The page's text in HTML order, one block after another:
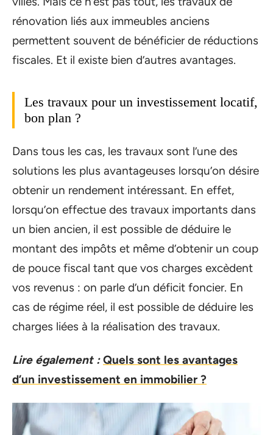
rénovation liés aux immeubles anciens
permettent souvent de bénéficier de réductions
fiscales. Et il existe bien d’autres avantages.
Les travaux pour un investissement locatif,
bon plan ?
Dans tous les cas, les travaux sont l’une des
solutions les plus avantageuses lorsqu’on désire
obtenir un rendement intéressant. En effet,
lorsqu’on effectue des travaux importants dans
un bien ancien, il est possible de déduire le
montant des impôts et même d’obtenir un coup
de pouce fiscal tant que vos charges excèdent
vos revenus : on parle d’un déficit foncier. En
cas de régime réel, il est possible de déduire les
charges liées à la réalisation des travaux.
Lire également : Quels sont les avantages
d’un investissement en immobilier ?